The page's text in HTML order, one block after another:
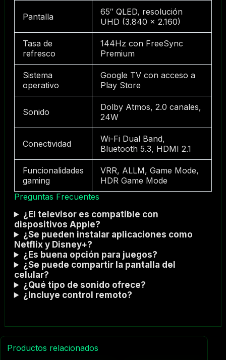
Pantalla
65″ QLED, resolución
UHD (3.840 × 2.160)
Tasa de
refresco
144Hz con FreeSync
Premium
Sistema
operativo
Google TV con acceso a
Play Store
Sonido
Dolby Atmos, 2.0 canales,
24W
Conectividad
Wi-Fi Dual Band,
Bluetooth 5.3, HDMI 2.1
Funcionalidades
gaming
VRR, ALLM, Game Mode,
HDR Game Mode
Preguntas Frecuentes
¿El televisor es compatible con
dispositivos Apple?
¿Se pueden instalar aplicaciones como
Netflix y Disney+?
¿Es buena opción para juegos?
¿Se puede compartir la pantalla del
celular?
¿Qué tipo de sonido ofrece?
¿Incluye control remoto?
Productos relacionados